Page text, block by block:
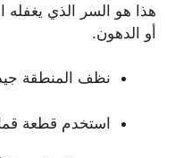
هذا هو السر الذي يغفله
أو الدهون.
نظف المنطقة
استخدم قطعة